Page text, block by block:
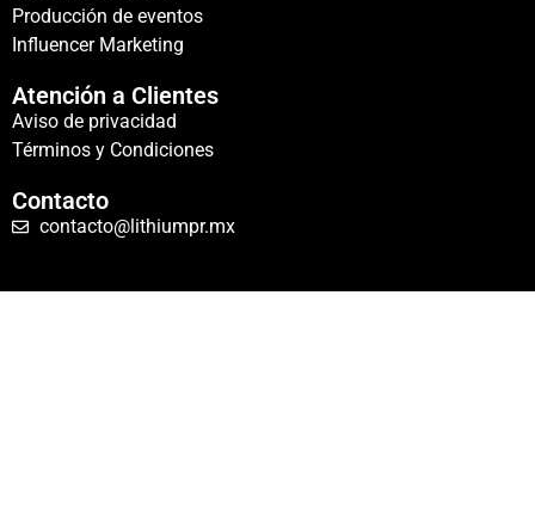
Producción de eventos
Influencer Marketing
Atención a Clientes
Aviso de privacidad
Términos y Condiciones
Contacto
contacto@lithiumpr.mx